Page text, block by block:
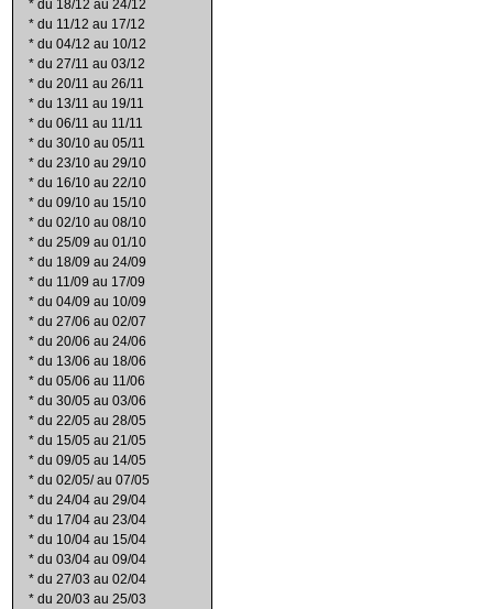
* du 18/12 au 24/12
* du 11/12 au 17/12
* du 04/12 au 10/12
* du 27/11 au 03/12
* du 20/11 au 26/11
* du 13/11 au 19/11
* du 06/11 au 11/11
* du 30/10 au 05/11
* du 23/10 au 29/10
* du 16/10 au 22/10
* du 09/10 au 15/10
* du 02/10 au 08/10
* du 25/09 au 01/10
* du 18/09 au 24/09
* du 11/09 au 17/09
* du 04/09 au 10/09
* du 27/06 au 02/07
* du 20/06 au 24/06
* du 13/06 au 18/06
* du 05/06 au 11/06
* du 30/05 au 03/06
* du 22/05 au 28/05
* du 15/05 au 21/05
* du 09/05 au 14/05
* du 02/05/ au 07/05
* du 24/04 au 29/04
* du 17/04 au 23/04
* du 10/04 au 15/04
* du 03/04 au 09/04
* du 27/03 au 02/04
* du 20/03 au 25/03